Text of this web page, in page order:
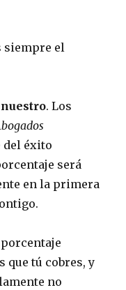
siempre el
. Los
del éxito
será
en la primera
que tú cobres, y
no